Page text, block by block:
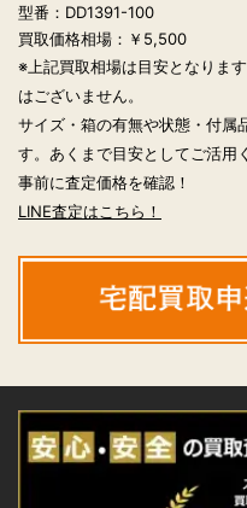
型番：DD1391-100
買取価格相場：￥5,500
※上記買取相場は目安となりま
はございません。
サイズ・箱の有無や状態・付属
す。あくまで目安としてご活用
事前に査定価格を確認！
LINE査定はこちら！